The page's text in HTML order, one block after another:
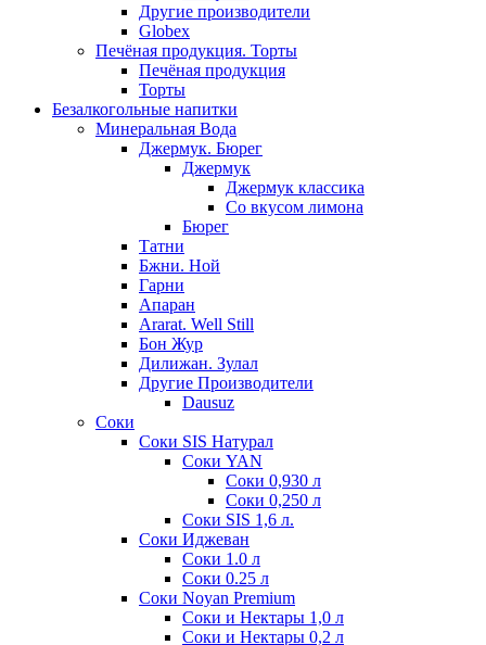
Другие производители
Globex
Печёная продукция. Торты
Печёная продукция
Торты
Безалкогольные напитки
Минеральная Вода
Джермук. Бюрег
Джермук
Джермук классика
Со вкусом лимона
Бюрег
Татни
Бжни. Ной
Гарни
Апаран
Ararat. Well Still
Бон Жур
Дилижан. Зулал
Другие Производители
Dausuz
Соки
Соки SIS Натурал
Соки YAN
Соки 0,930 л
Соки 0,250 л
Соки SIS 1,6 л.
Соки Иджеван
Соки 1.0 л
Соки 0.25 л
Соки Noyan Premium
Соки и Нектары 1,0 л
Соки и Нектары 0,2 л